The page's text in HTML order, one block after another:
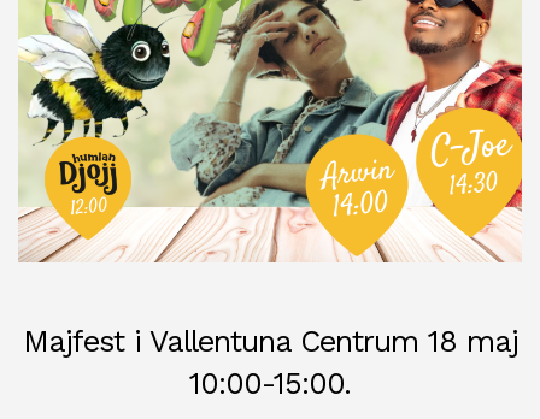
Majfest i Vallentuna Centrum 18 maj
10:00-15:00.